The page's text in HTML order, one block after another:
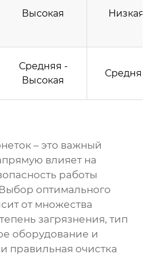
Высокая Низкая
Средняя -
Высокая
Средняя
– это важный
влияет на
работы
оптимального
от множества
загрязнения, тип
оборудование и
правильная очистка